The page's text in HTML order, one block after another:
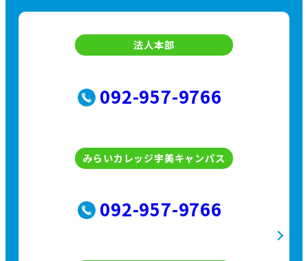
法人本部
092-957-9766
みらいカレッジ宇美キャンパス
092-957-9766